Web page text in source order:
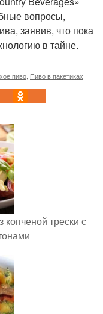
вопросы,
заявив, что пока
в тайне.
пиво Пиво в пакетиках
трески с